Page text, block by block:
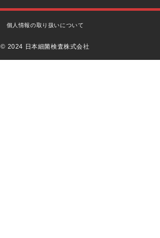
© 2024 日本細菌検査株式会社
個人情報の取り扱いについて